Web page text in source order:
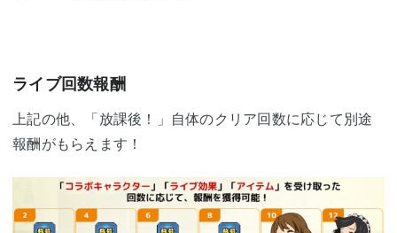
ライブ回数報酬
上記の他、「放課後！」自体のクリア回数に応じて別途
報酬がもらえます！